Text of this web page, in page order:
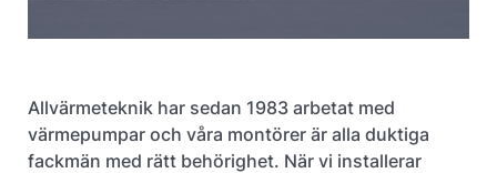
Allvärmeteknik har sedan 1983 arbetat med
värmepumpar och våra montörer är alla duktiga
fackmän med rätt behörighet. När vi installerar